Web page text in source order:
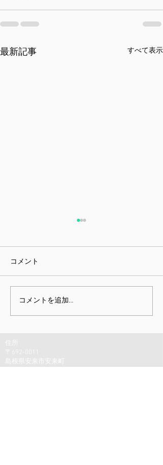
最新記事 すべて表示
新しい相棒
コメント
コメントを追加…
住所
島根県安来市安来町